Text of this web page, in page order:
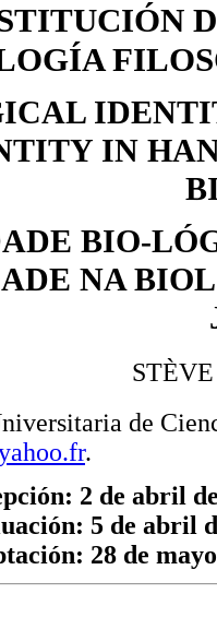
IN
BIO-
NA
de
.
2 de abril
5 de abril
28 de